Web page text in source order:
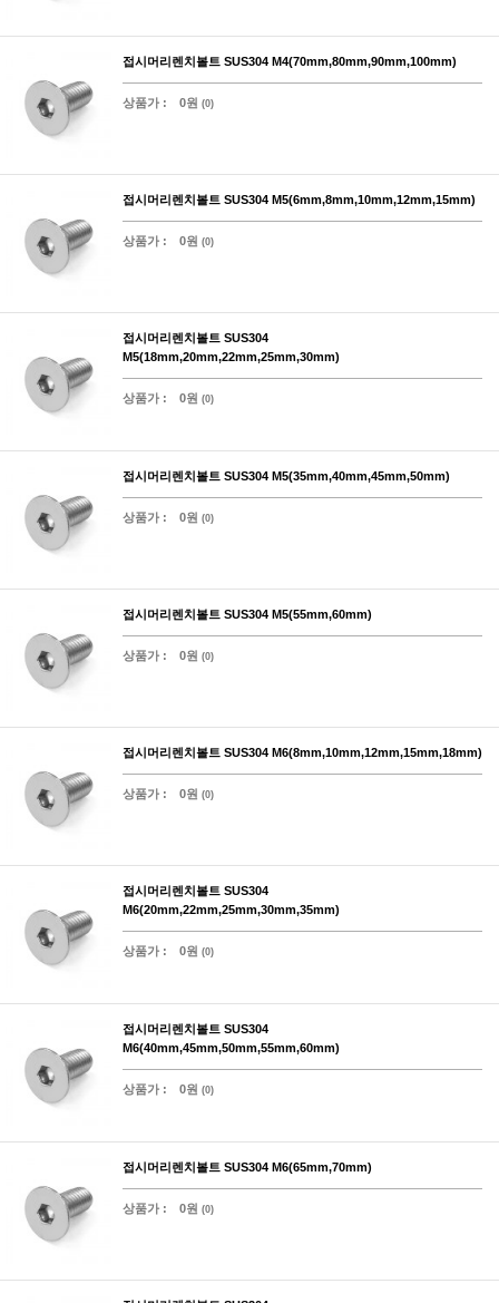
접시머리렌치볼트 SUS304 M4(70mm,80mm,90mm,100mm)
상품가 : 0원 (0)
접시머리렌치볼트 SUS304 M5(6mm,8mm,10mm,12mm,15mm)
상품가 : 0원 (0)
접시머리렌치볼트 SUS304
M5(18mm,20mm,22mm,25mm,30mm)
상품가 : 0원 (0)
접시머리렌치볼트 SUS304 M5(35mm,40mm,45mm,50mm)
상품가 : 0원 (0)
접시머리렌치볼트 SUS304 M5(55mm,60mm)
상품가 : 0원 (0)
접시머리렌치볼트 SUS304 M6(8mm,10mm,12mm,15mm,18mm)
상품가 : 0원 (0)
접시머리렌치볼트 SUS304
M6(20mm,22mm,25mm,30mm,35mm)
상품가 : 0원 (0)
접시머리렌치볼트 SUS304
M6(40mm,45mm,50mm,55mm,60mm)
상품가 : 0원 (0)
접시머리렌치볼트 SUS304 M6(65mm,70mm)
상품가 : 0원 (0)